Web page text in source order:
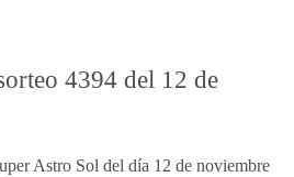
4394 del 12 de
Astro Sol del día 12 de noviembre